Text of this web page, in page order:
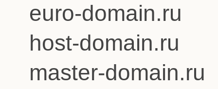
euro-domain.ru
host-domain.ru
master-domain.ru